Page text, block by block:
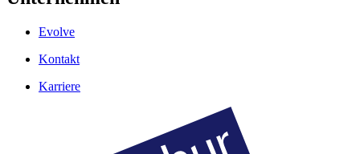
Evolve
Kontakt
Karriere